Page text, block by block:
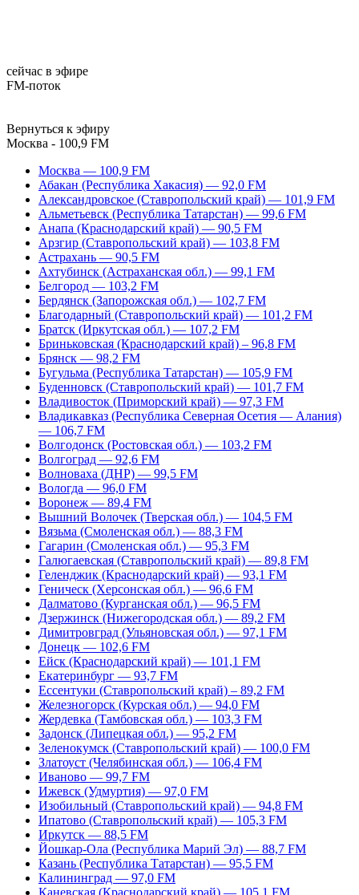
сейчас в эфире
FM-поток
Вернуться к эфиру
Москва - 100,9 FM
Москва — 100,9 FM
Абакан (Республика Хакасия) — 92,0 FM
Александровское (Ставропольский край) — 101,9 FM
Альметьевск (Республика Татарстан) — 99,6 FM
Анапа (Краснодарский край) — 90,5 FM
Арзгир (Ставропольский край) — 103,8 FM
Астрахань — 90,5 FM
Ахтубинск (Астраханская обл.) — 99,1 FM
Белгород — 103,2 FM
Бердянск (Запорожская обл.) — 102,7 FM
Благодарный (Ставропольский край) — 101,2 FM
Братск (Иркутская обл.) — 107,2 FM
Бриньковская (Краснодарский край) – 96,8 FM
Брянск — 98,2 FM
Бугульма (Республика Татарстан) — 105,9 FM
Буденновск (Ставропольский край) — 101,7 FM
Владивосток (Приморский край) — 97,3 FM
Владикавказ (Республика Северная Осетия — Алания)
— 106,7 FM
Волгодонск (Ростовская обл.) — 103,2 FM
Волгоград — 92,6 FM
Волноваха (ДНР) — 99,5 FM
Вологда — 96,0 FM
Воронеж — 89,4 FM
Вышний Волочек (Тверская обл.) — 104,5 FM
Вязьма (Смоленская обл.) — 88,3 FM
Гагарин (Смоленская обл.) — 95,3 FM
Галюгаевская (Ставропольский край) — 89,8 FM
Геленджик (Краснодарский край) — 93,1 FM
Геническ (Херсонская обл.) — 96,6 FM
Далматово (Курганская обл.) — 96,5 FM
Дзержинск (Нижегородская обл.) — 89,2 FM
Димитровград (Ульяновская обл.) — 97,1 FM
Донецк — 102,6 FM
Ейск (Краснодарский край) — 101,1 FM
Екатеринбург — 93,7 FM
Ессентуки (Ставропольский край) – 89,2 FM
Железногорск (Курская обл.) — 94,0 FM
Жердевка (Тамбовская обл.) — 103,3 FM
Задонск (Липецкая обл.) — 95,2 FM
Зеленокумск (Ставропольский край) — 100,0 FM
Златоуст (Челябинская обл.) — 106,4 FM
Иваново — 99,7 FM
Ижевск (Удмуртия) — 97,0 FM
Изобильный (Ставропольский край) — 94,8 FM
Ипатово (Ставропольский край) — 105,3 FM
Иркутск — 88,5 FM
Йошкар-Ола (Республика Марий Эл) — 88,7 FM
Казань (Республика Татарстан) — 95,5 FM
Калининград — 97,0 FM
Каневская (Краснодарский край) — 105,1 FM